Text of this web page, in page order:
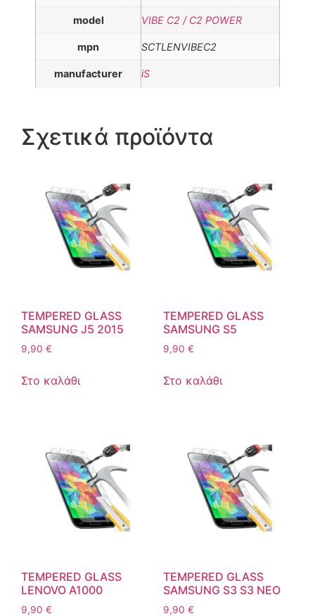
model VIBE C2 / C2 POWER
mpn SCTLENVIBEC2
manufacturer iS
Σχετικά προϊόντα
TEMPERED GLASS
SAMSUNG J5 2015
9,90 €
Στο καλάθι
TEMPERED GLASS
SAMSUNG S5
9,90 €
Στο καλάθι
TEMPERED GLASS
LENOVO A1000
9,90 €
TEMPERED GLASS
SAMSUNG S3 S3 NEO
9,90 €